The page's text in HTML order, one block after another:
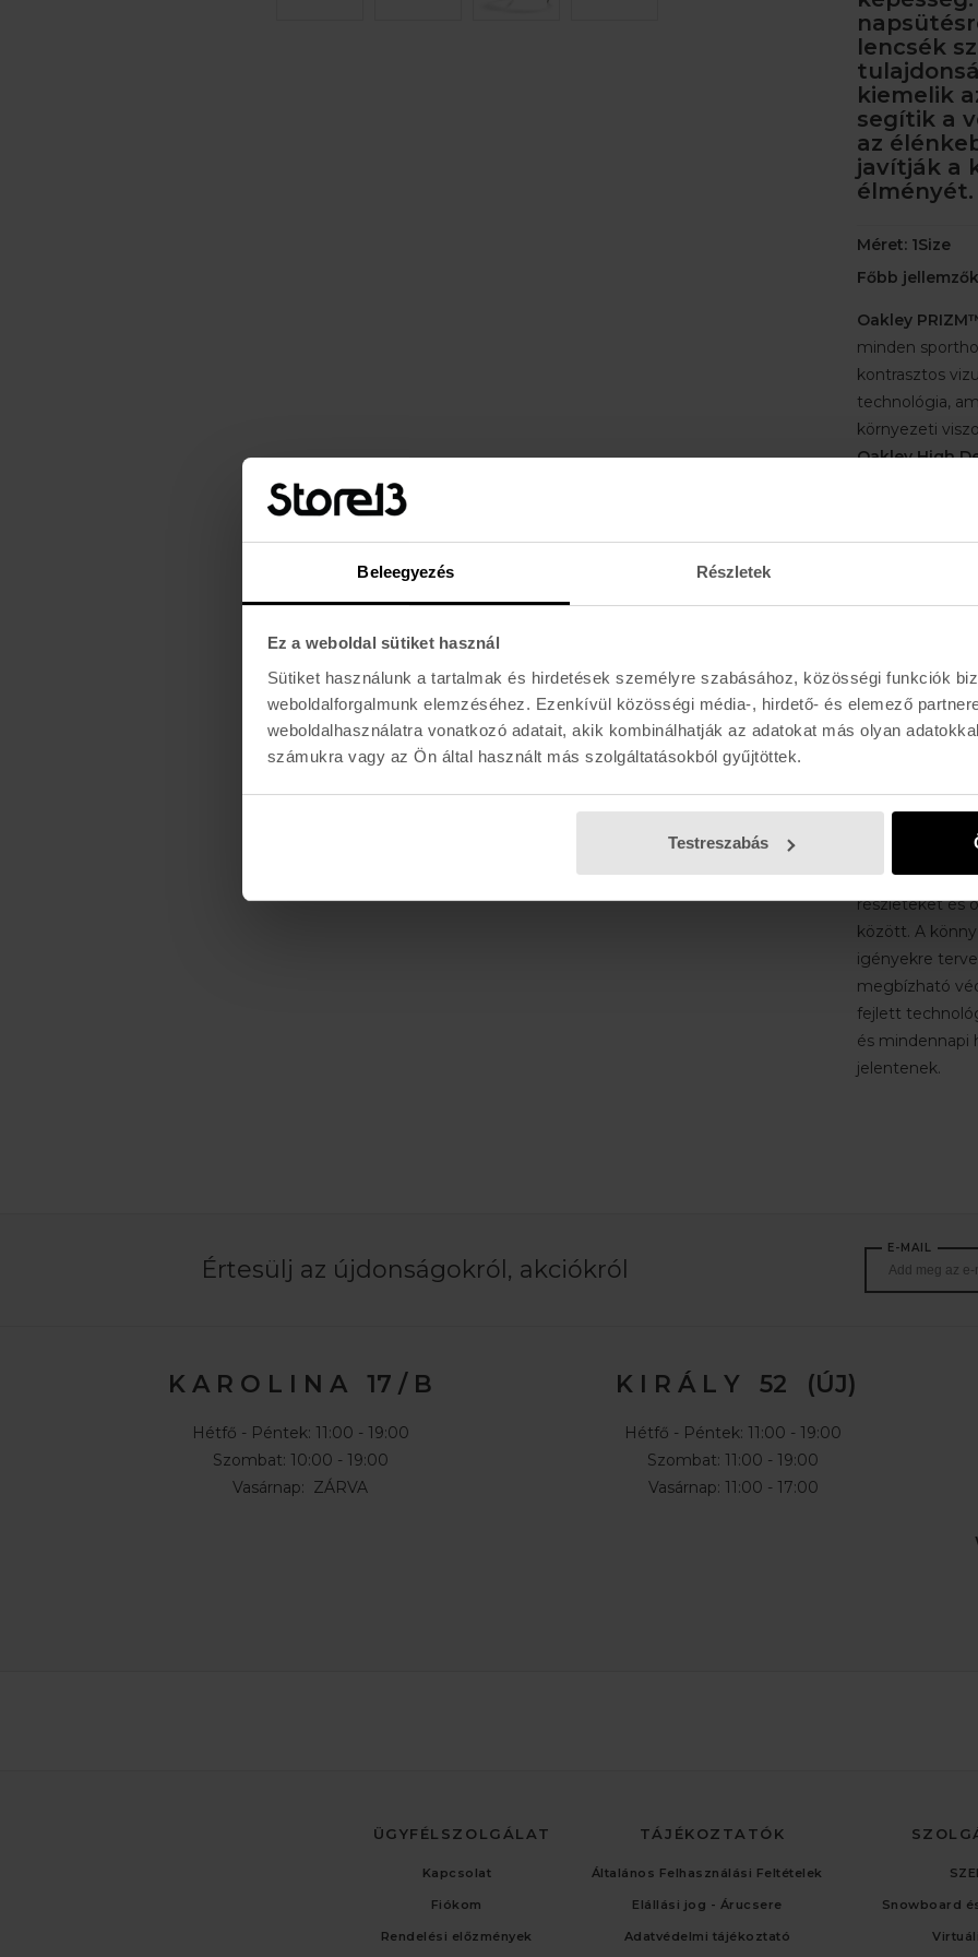
Beleegyezés Részletek
Ez a weboldal sütiket használ
Sütiket használunk a tartalmak és hirdetések személyre szabásához, közösségi funkciók
weboldalforgalmunk elemzéséhez. Ezenkívül közösségi média-, hirdető- és elemező
weboldalhasználatra vonatkozó adatait, akik kombinálhatják az adatokat más olyan
számukra vagy az Ön által használt más szolgáltatásokból gyűjtöttek.
Testreszabás
lencsék
kiemelik
segítik a
az
javítják a
élményét.
Méret: 1Size
Főbb
Oakley
minden
kontrasztos
technológia,
környezeti
Oakley High
Definition
biztosít, és a
keret
Ütésálló
Egész napos
Az Oakley a
A márka
részleteket és
között. A
igényekre
megbízható
fejlett
és mindennapi
jelentenek.
Értesülj az újdonságokról, akciókról
E-MAIL
K A R O L I N A 17 / B
Hétfő - Péntek: 11:00 - 19:00
Szombat: 10:00 - 19:00
Vasárnap: ZÁRVA
K I R Á L Y 52 (ÚJ)
Hétfő - Péntek: 11:00 - 19:00
Szombat: 11:00 - 19:00
Vasárnap: 11:00 - 17:00
ÜGYFÉLSZOLGÁLAT
Kapcsolat
Fiókom
Rendelési előzmények
TÁJÉKOZTATÓK
Általános Felhasználási Feltételek
Elállási jog - Árucsere
Adatvédelmi tájékoztató
Snowboard